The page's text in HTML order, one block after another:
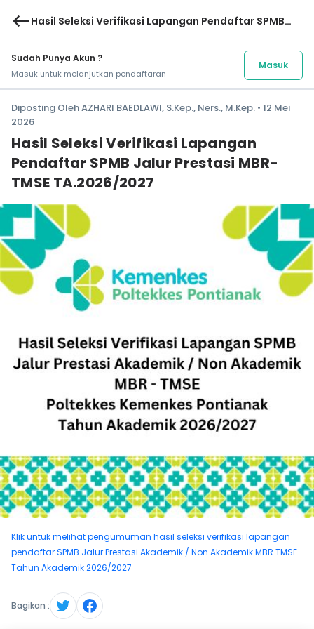
westHasil Seleksi Verifikasi Lapangan Pendaftar SPMB
Sudah Punya Akun ?
Masuk untuk melanjutkan pendaftaran
Masuk
Diposting Oleh AZHARI BAEDLAWI, S.Kep., Ners., M.Kep. • 12 Mei
2026
Hasil Seleksi Verifikasi Lapangan
Pendaftar SPMB Jalur Prestasi MBR-
TMSE TA.2026/2027
Klik untuk melihat pengumuman hasil seleksi verifikasi lapangan
pendaftar SPMB Jalur Prestasi Akademik / Non Akademik MBR TMSE
Tahun Akademik 2026/2027
Bagikan :